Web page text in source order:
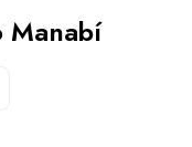
Manabí